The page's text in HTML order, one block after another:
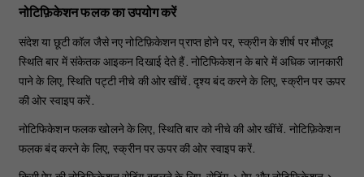
नोटिफ़िकेशन फलक का उपयोग करें
संदेश या छूटी कॉल जैसे नए नोटिफ़िकेशन प्राप्त होने पर, स्क्रीन के शीर्ष पर मौजूद
स्थिति बार में संकेतक आइकन दिखाई देते हैं. नोटिफिकेशन के बारे में अधिक जानकारी
पाने के लिए, स्थिति पट्टी नीचे की ओर खींचें. दृश्य बंद करने के लिए, स्क्रीन पर ऊपर
की ओर स्वाइप करें.
नोटिफिकेशन फलक खोलने के लिए, स्थिति बार को नीचे की ओर खींचें. नोटिफ़िकेशन
फलक बंद करने के लिए, स्क्रीन पर ऊपर की ओर स्वाइप करें.